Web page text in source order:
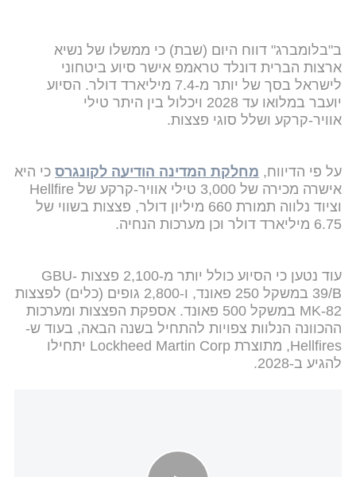
ב"בלומברג" דווח היום (שבת) כי ממשלו של נשיא
ארצות הברית דונלד טראמפ אישר סיוע ביטחוני
לישראל בסך של יותר מ-7.4 מיליארד דולר. הסיוע
יועבר במלואו עד 2028 ויכלול בין היתר טילי
אוויר-קרקע ושלל סוגי פצצות.
על פי הדיווח, מחלקת המדינה הודיעה לקונגרס כי היא
אישרה מכירה של 3,000 טילי אוויר-קרקע של Hellfire
וציוד נלווה תמורת 660 מיליון דולר, פצצות בשווי של
6.75 מיליארד דולר וכן מערכות הנחיה.
עוד נטען כי הסיוע כולל יותר מ-2,100 פצצות GBU-
39/B במשקל 250 פאונד, ו-2,800 גופים (כלים) לפצצות
MK-82 במשקל 500 פאונד. אספקת הפצצות ומערכות
ההכוונה הנלוות צפויות להתחיל בשנה הבאה, בעוד ש-
Hellfires, מתוצרת Lockheed Martin Corp יתחילו
להגיע ב-2028.